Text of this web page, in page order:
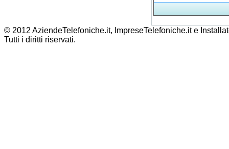
© 2012 AziendeTelefoniche.it, ImpreseTelefoniche.it e
Tutti i diritti riservati.